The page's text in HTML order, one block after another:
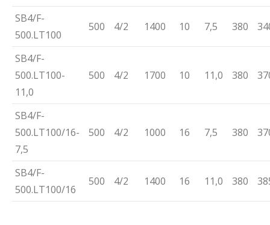
SB4/F-
500.LT100
500 4/2 1400 10 7,5 380
SB4/F-
500.LT100-
11,0
500 4/2 1700 10 11,0 380
SB4/F-
500.LT100/16-
7,5
500 4/2 1000 16 7,5 380
SB4/F-
500.LT100/16
500 4/2 1400 16 11,0 380